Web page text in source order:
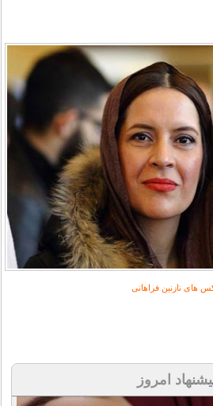
های نازنین فراهانی
امروز